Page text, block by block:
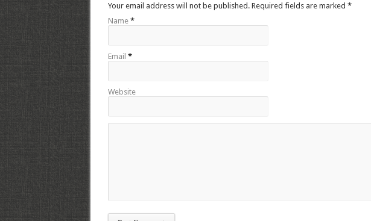
Your email address will not be published. Required fields are marked *
Name *
Email *
Website